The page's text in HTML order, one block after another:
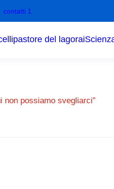
contatti 1
pastore del lagorai
non possiamo svegliarci”